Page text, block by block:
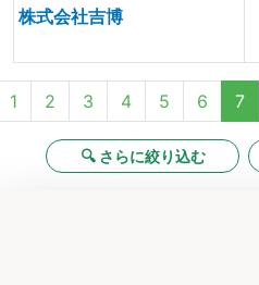
株式会社吉博
1 2 3 4 5 6 7
🔍 さらに絞り込む